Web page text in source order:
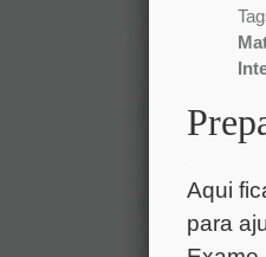
Aqui
para